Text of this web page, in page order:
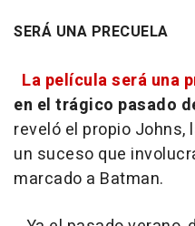
SERÁ UNA PRECUELA
La película será una
en el trágico pasado
reveló el propio
un suceso que
marcado a Batman.